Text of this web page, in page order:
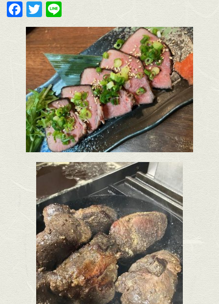
Facebook
Twitter